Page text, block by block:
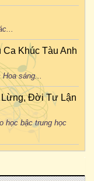
Khúc Tàu Anh
sáng...
Lừng, Đời Tư Lận
học bậc trung học